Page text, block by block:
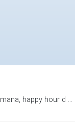
happy hour d ...